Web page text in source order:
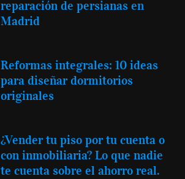
reparación de persianas en
Madrid
Reformas integrales: 10 ideas
para diseñar dormitorios
originales
¿Vender tu piso por tu cuenta o
con inmobiliaria? Lo que nadie
te cuenta sobre el ahorro real.